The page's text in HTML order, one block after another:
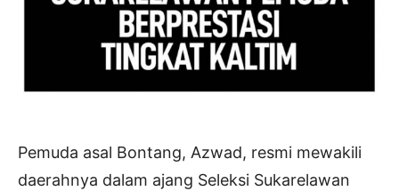
Pemuda asal Bontang, Azwad, resmi mewakili
daerahnya dalam ajang Seleksi Sukarelawan